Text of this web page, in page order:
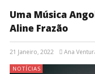
Uma Música
Aline Frazão
21 Janeiro, 2022 Ana
NOTÍCIAS